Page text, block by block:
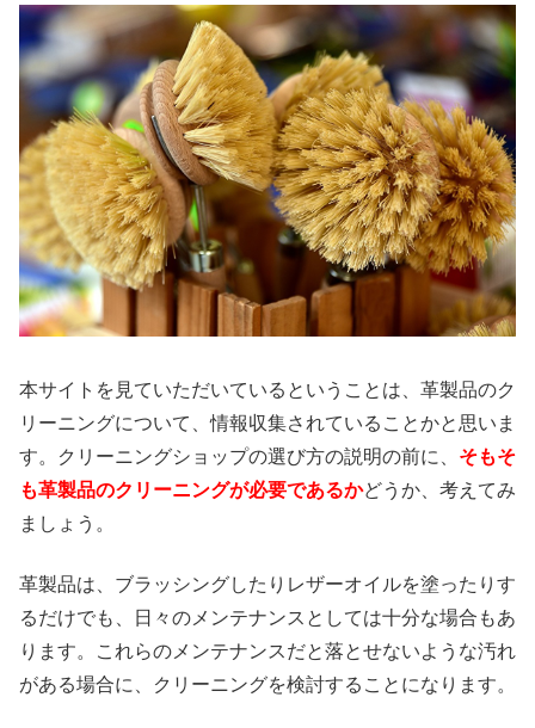
本サイトを見ていただいているということは、革製品のク
リーニングについて、情報収集されていることかと思いま
す。クリーニングショップの選び方の説明の前に、 そもそ
も革製品のクリーニングが必要であるかどうか、考えてみ
ましょう。
革製品は、ブラッシングしたりレザーオイルを塗ったりす
るだけでも、日々のメンテナンスとしては十分な場合もあ
ります。これらのメンテナンスだと落とせないような汚れ
がある場合に、クリーニングを検討することになります。